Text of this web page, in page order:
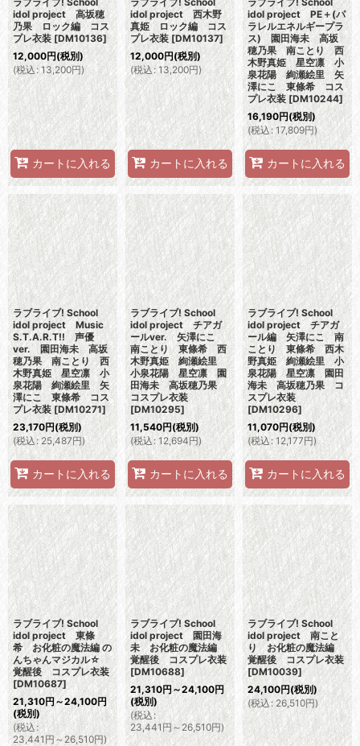
idol project 高坂穂
乃果 ロック編 コス
プレ衣装 [DM10136]
12,000円(税別)
(税込: 13,200円)
カートに入れる
idol project 西木野
真姫 ロック編 コス
プレ衣装 [DM10137]
12,000円(税別)
(税込 : 13,200円)
カートに入れる
idol project PE＋(パ
ラレルエネルギープラ
ス) 園田海未 高坂
穂乃果 南ことり 西
木野真姫 星空凛 小
泉花陽 絢瀬絵里 矢
澤にこ 東條希 コス
プレ衣装 [DM10244]
16,190円(税別)
(税込: 17,809円)
カートに入れる
ラブライブ! School
idol project Music
S.T.A.R.T!! 声優
ver. 園田海未 高坂
穂乃果 南ことり 西
木野真姫 星空凛 小
泉花陽 絢瀬絵里 矢
澤にこ 東條希 コス
プレ衣装 [DM10271]
23,170円(税別)
(税込 : 25,487円)
カートに入れる
ラブライブ! School
idol project チアガ
ールver. 矢澤にこ
南ことり 東條希 西
木野真姫 絢瀬絵里
小泉花陽 星空凛 園
田海未 高坂穂乃果
コスプレ衣装
[DM10295]
11,540円(税別)
(税込: 12,694円)
カートに入れる
ラブライブ! School
idol project チアガ
ール編 矢澤にこ 南
ことり 東條希 西木
野真姫 絢瀬絵里 小
泉花陽 星空凛 園田
海未 高坂穂乃果 コ
スプレ衣装
[DM10296]
11,070円(税別)
(税込 : 12,177円)
カートに入れる
ラブライブ! School
idol project 東條
希 お化粧の魔法編 の
んちゃんマジカル☆
覚醒後 コスプレ衣装
[DM10687]
21,310円～24,100円
(税別)
(税込:
23,441円～26,510円)
ラブライブ! School
idol project 園田海
未 お化粧の魔法編
覚醒後 コスプレ衣装
[DM10688]
21,310円～24,100円
(税別)
(税込:
23,441 円～26,510円)
ラブライブ! School
idol project 南こと
り お化粧の魔法編
覚醒後 コスプレ衣装
[DM10039]
24,100円(税別)
(税込: 26,510円)